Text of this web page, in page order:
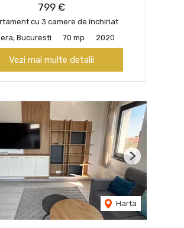
799 €
cu 3 camere de închiriat
Bucuresti
70 mp 2020
Vezi mai multe detalii
Harta
Next